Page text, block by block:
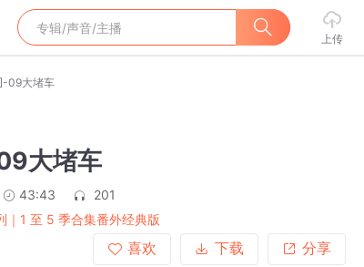
上传
09大堵车
大堵车
43:43
201
｜1 至 5 季合集番外经典版
喜欢
下载 分享